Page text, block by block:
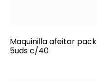
Maquinilla afeitar pack
5uds c/40